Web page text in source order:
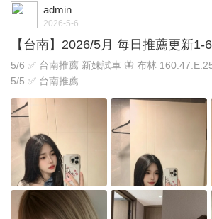
admin
2026-5-6
【台南】2026/5月 每日推薦更新1-
5/6 ✅ 台南推薦 新妹試車 🦋 布林
5/5 ✅ 台南推薦 ...